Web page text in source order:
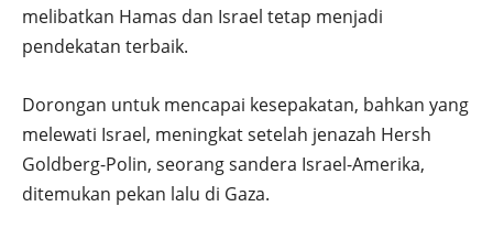
melibatkan Hamas dan Israel tetap menjadi
pendekatan terbaik.
Dorongan untuk mencapai kesepakatan, bahkan yang
melewati Israel, meningkat setelah jenazah Hersh
Goldberg-Polin, seorang sandera Israel-Amerika,
ditemukan pekan lalu di Gaza.